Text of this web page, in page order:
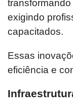
exigindo
capacitados.
Essas
eficiência e